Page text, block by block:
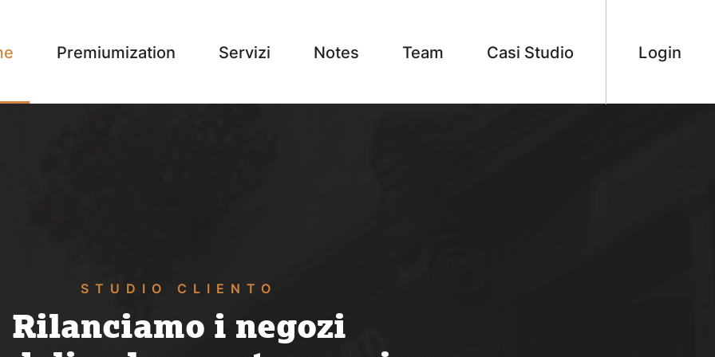
Premiumization Servizi Notes Team Casi Studio Login
STUDIO CLIENTO
Rilanciamo i negozi